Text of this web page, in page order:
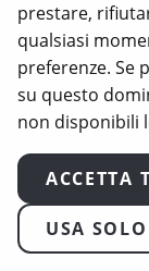
prestare,
qualsiasi
preferenze. Se
su questo
non disponibili
ACCETTA
USA